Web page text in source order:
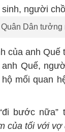
Dân
của anh
Quế,
mối quan
bước nữa”
của tối với vợ